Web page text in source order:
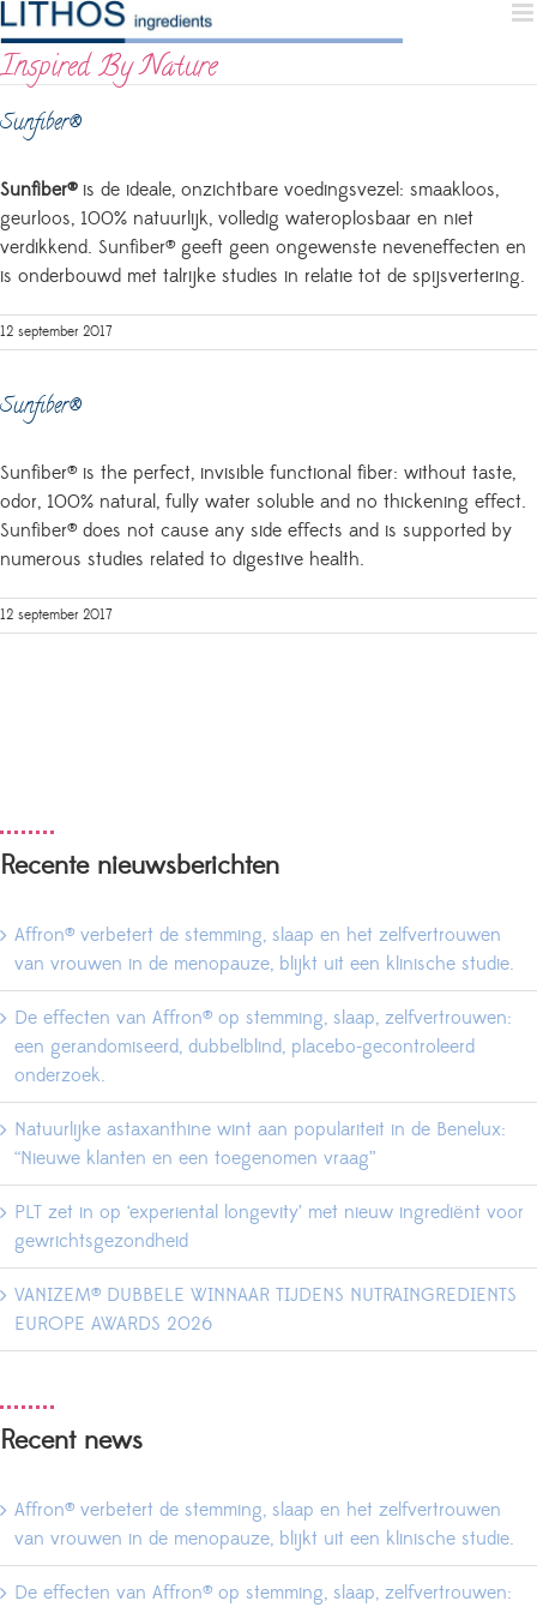
to
content
Inspired By Nature
Sunfiber®
Sunfiber®is de ideale, onzichtbare voedingsvezel: smaakloos,
geurloos, 100% natuurlijk, volledig wateroplosbaar en niet
verdikkend. Sunfiber® geeft geen ongewenste neveneffecten en
is onderbouwd met talrijke studies in relatie tot de spijsvertering.
12 september 2017
Sunfiber®
Sunfiber® is the perfect, invisible functional fiber: without taste,
odor, 100% natural, fully water soluble and no thickening effect.
Sunfiber® does not cause any side effects and is supported by
numerous studies related to digestive health.
12 september 2017
Recente nieuwsberichten
Affron® verbetert de stemming, slaap en het zelfvertrouwen
van vrouwen in de menopauze, blijkt uit een klinische studie.
De effecten van Affron® op stemming, slaap, zelfvertrouwen:
een gerandomiseerd, dubbelblind, placebo-gecontroleerd
onderzoek.
Natuurlijke astaxanthine wint aan populariteit in de Benelux:
“Nieuwe klanten en een toegenomen vraag”
PLT zet in op ‘experiental longevity’ met nieuw ingrediënt voor
gewrichtsgezondheid
VANIZEM® DUBBELE WINNAAR TIJDENS NUTRAINGREDIENTS
EUROPE AWARDS 2026
Recent news
Affron® verbetert de stemming, slaap en het zelfvertrouwen
van vrouwen in de menopauze, blijkt uit een klinische studie.
De effecten van Affron® op stemming, slaap, zelfvertrouwen: